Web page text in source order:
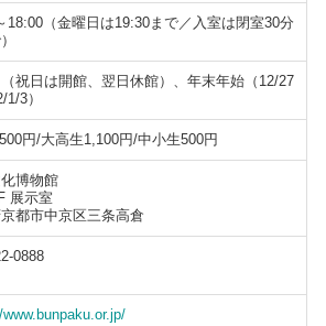
18:00（金曜日は19:30まで／入室は閉室30分
（祝日は開館、翌日休館）、年末年始（12/27
1/3）
円/大高生1,100円/中小生500円
博物館
展示室
都市中京区三条高倉
0888